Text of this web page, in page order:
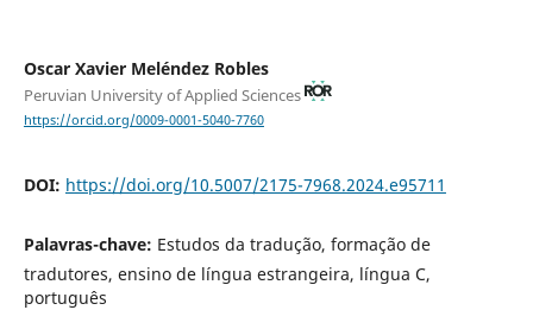
Oscar Xavier Meléndez Robles
Peruvian University of Applied Sciences
https://orcid.org/0009-0001-5040-7760
DOI: https://doi.org/10.5007/2175-7968.2024.e95711
Palavras-chave: Estudos da tradução, formação de
tradutores, ensino de língua estrangeira, língua C,
português